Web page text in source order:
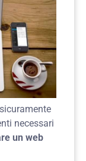
necessari
un web